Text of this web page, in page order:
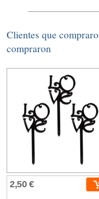
Clientes que
compraron
2,50 €